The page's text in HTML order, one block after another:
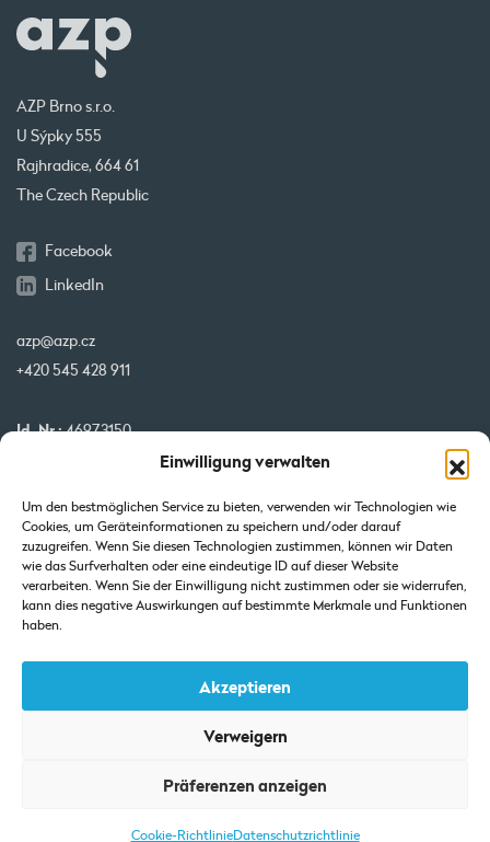
Einwilligung verwalten
Um den bestmöglichen Service zu bieten, verwenden wir Technologien wie
Cookies, um Geräteinformationen zu speichern und/oder darauf
zuzugreifen. Wenn Sie diesen Technologien zustimmen, können wir Daten
wie das Surfverhalten oder eine eindeutige ID auf dieser Website
verarbeiten. Wenn Sie der Einwilligung nicht zustimmen oder sie widerrufen,
kann dies negative Auswirkungen auf bestimmte Merkmale und Funktionen
haben.
Akzeptieren
Verweigern
Präferenzen anzeigen
Cookie-RichtlinieDatenschutzrichtlinie
AZP Brno s.r.o.
U Sýpky 555
Rajhradice, 664 61
The Czech Republic
Facebook
LinkedIn
azp@azp.cz
+420 545 428 911
Id. Nr.:46973150
CZ46973150
BIC:GIBA CZ PX
Unsere Projekte werden von der EU kofinanziert
Brünn-Abteilung C-Einlage 7425.